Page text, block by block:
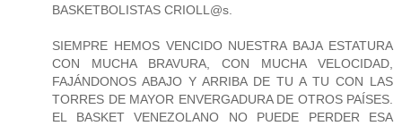
BASKETBOLISTAS CRIOLL@s.
SIEMPRE HEMOS VENCIDO NUESTRA BAJA ESTATURA
CON MUCHA BRAVURA, CON MUCHA VELOCIDAD,
FAJÁNDONOS ABAJO Y ARRIBA DE TU A TU CON LAS
TORRES DE MAYOR ENVERGADURA DE OTROS PAÍSES.
EL BASKET VENEZOLANO NO PUEDE PERDER ESA